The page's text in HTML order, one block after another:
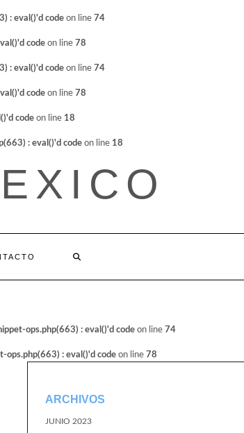
: eval()'d code on line 74
code on line 78
: eval()'d code on line 74
code on line 78
code on line 18
: eval()'d code on line 18
ops.php(663) : eval()'d code on line 74
: eval()'d code on line 78
ARCHIVOS
JUNIO 2023